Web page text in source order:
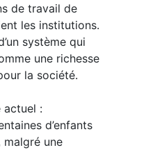
de travail de
les institutions.
système qui
une richesse
la société.
actuel :
d’enfants
une